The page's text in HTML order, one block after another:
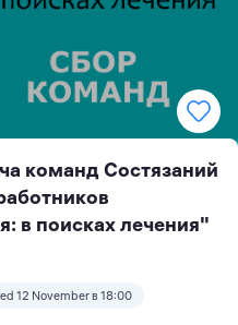
команд Состязаний
в поисках лечения"
12 November в 18:00